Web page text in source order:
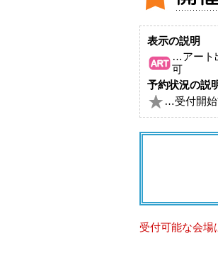
表示の説明
…アート
可
予約状況の説
…受付開
受付可能な会場